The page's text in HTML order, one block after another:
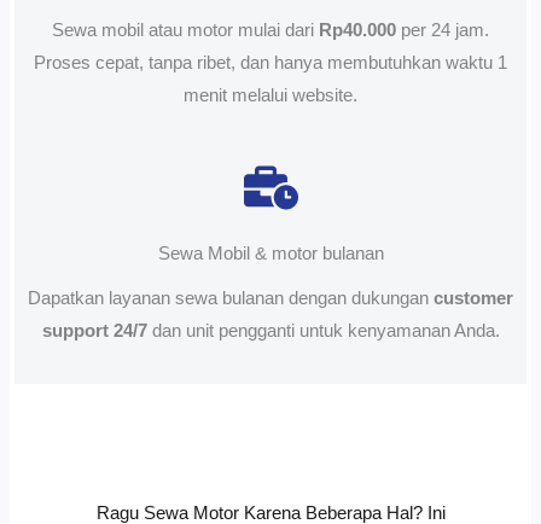
Sewa mobil atau motor mulai dari Rp40.000 per 24 jam.
Proses cepat, tanpa ribet, dan hanya membutuhkan waktu 1
menit melalui website.
Sewa Mobil & motor bulanan
Dapatkan layanan sewa bulanan dengan dukungan customer
support 24/7dan unit pengganti untuk kenyamanan Anda.
Ragu Sewa Motor Karena Beberapa Hal? Ini